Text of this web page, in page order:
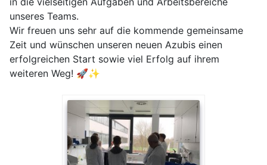
unseres Teams.
Wir freuen uns sehr auf die kommende gemeinsame
Zeit und wünschen unseren neuen Azubis einen
erfolgreichen Start sowie viel Erfolg auf ihrem
weiteren Weg! 🚀✨